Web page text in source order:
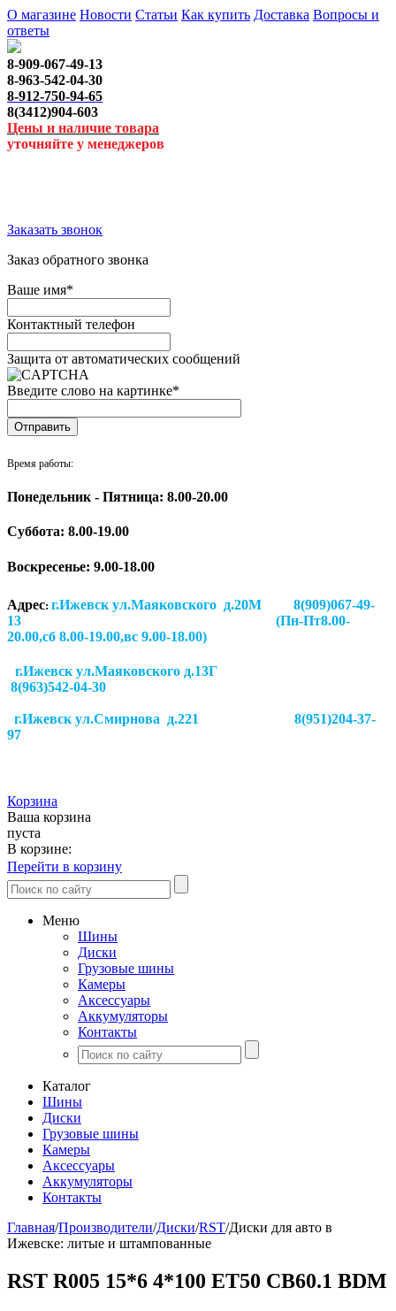
О магазине Новости Статьи Как купить Доставка Вопросы и
ответы
8-909-067-49-13
8-963-542-04-30
8-912-750-94-65
8(3412)904-603
Цены и наличие товара
уточняйте у менеджеров
Заказать звонок
Заказ обратного звонка
Ваше имя*
Контактный телефон
Защита от автоматических сообщений
Введите слово на картинке*
Время работы:
Понедельник - Пятница: 8.00-20.00
Суббота: 8.00-19.00
Воскресенье: 9.00-18.00
Адрес: г.Ижевск ул.Маяковского д.20М 8(909)067-49-
13 (Пн-Пт8.00-
20.00,сб 8.00-19.00,вс 9.00-18.00)
г.Ижевск ул.Маяковского д.13Г
8(963)542-04-30
г.Ижевск ул.Смирнова д.221
8(951)204-37-
97
Корзина
Ваша корзина
пуста
В корзине:
Перейти в корзину
Меню
Шины
Диски
Грузовые шины
Камеры
Аксессуары
Аккумуляторы
Контакты
Каталог
Шины
Диски
Грузовые шины
Камеры
Аксессуары
Аккумуляторы
Контакты
Главная/Производители/Диски/RST/Диски для авто в
Ижевске: литые и штампованные
RST R005 15*6 4*100 ET50 CB60.1 BDM